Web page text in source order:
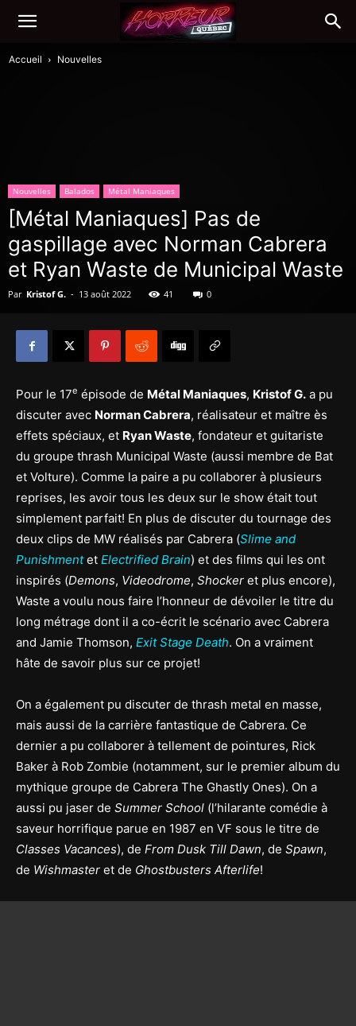
Accueil Nouvelles
Nouvelles Balados Métal Maniaques
[Métal Maniaques] Pas de
gaspillage avec Norman Cabrera
et Ryan Waste de Municipal Waste
Par Kristof G. - 13 août 2022 41 0
Pour le 17e épisode de Métal Maniaques, Kristof G. a pu
discuter avec Norman Cabrera, réalisateur et maître ès
effets spéciaux, et Ryan Waste, fondateur et guitariste
du groupe thrash Municipal Waste (aussi membre de Bat
et Volture). Comme la paire a pu collaborer à plusieurs
reprises, les avoir tous les deux sur le show était tout
simplement parfait! En plus de discuter du tournage des
deux clips de MW réalisés par Cabrera (Slime and
Punishmentet Electrified Brain) et des films qui les ont
inspirés (Demons, Videodrome, Shocker et plus encore),
Waste a voulu nous faire l’honneur de dévoiler le titre du
long métrage dont il a co-écrit le scénario avec Cabrera
and Jamie Thomson, Exit Stage Death. On a vraiment
hâte de savoir plus sur ce projet!
On a également pu discuter de thrash metal en masse,
mais aussi de la carrière fantastique de Cabrera. Ce
dernier a pu collaborer à tellement de pointures, Rick
Baker à Rob Zombie (notamment, sur le premier album du
mythique groupe de Cabrera The Ghastly Ones). On a
aussi pu jaser de Summer School (l’hilarante comédie à
saveur horrifique parue en 1987 en VF sous le titre de
Classes Vacances), de From Dusk Till Dawn, de Spawn,
de Wishmaster et de Ghostbusters Afterlife!